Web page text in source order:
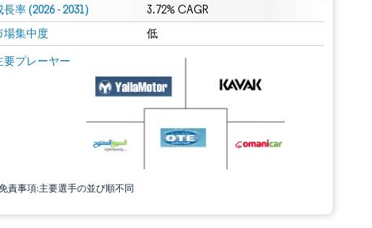
長率 (2026 - 2031) 3.72% CAGR
場集中度 低
要プレーヤー
責事項:主要選手の並び順不同
像 © Mordor Intelligence。再利用にはCC BY 4.0の表示が必要です。
表示が必要です。